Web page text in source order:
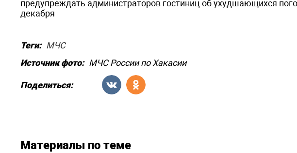
предупреждать администраторов гостиниц об ухудшающихся
декабря
Теги: МЧС
Источник фото: МЧС России по Хакасии
Поделиться:
Материалы по теме